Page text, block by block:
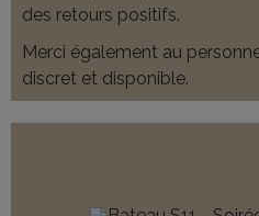
des retours positifs.
Merci également au
discret et disponible.